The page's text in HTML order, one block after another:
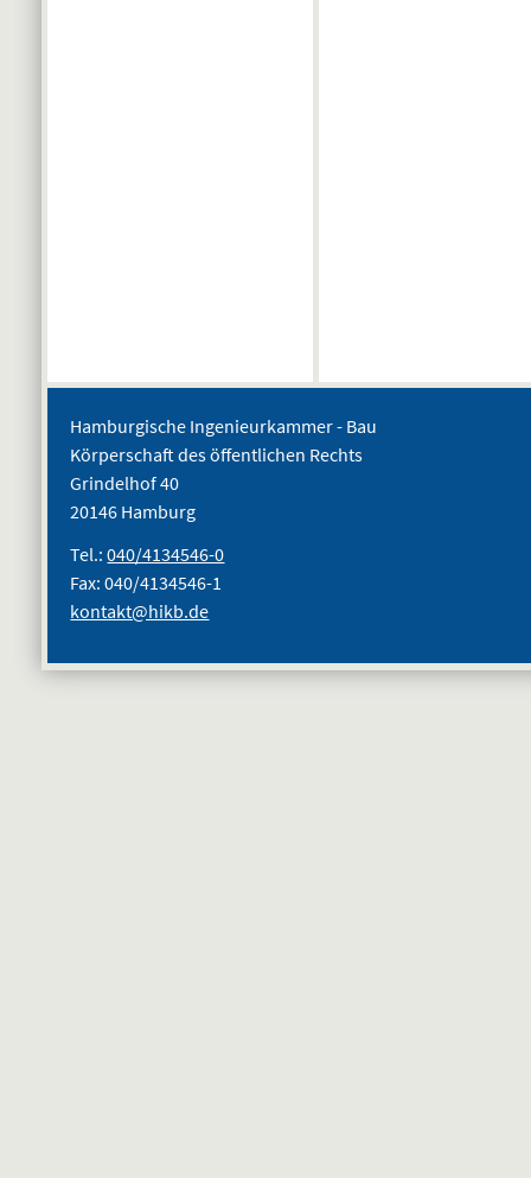
Hamburgische Ingenieurkammer - Bau
Körperschaft des öffentlichen Rechts
Grindelhof 40
20146 Hamburg
Tel.:040/4134546-0
Fax: 040/4134546-1
kontakt@hikb.de